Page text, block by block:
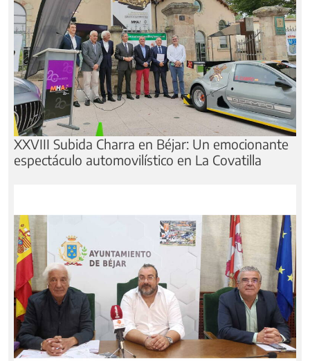
XXVIII Subida Charra en Béjar: Un emocionante
espectáculo automovilístico en La Covatilla